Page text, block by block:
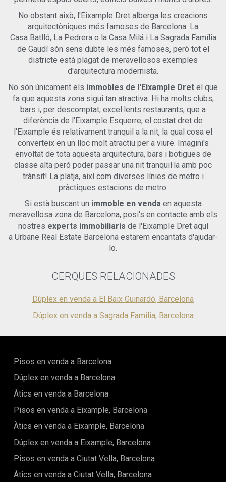
gaudir del deliciós clima de Barcelona. Continuant amb la
teva exploració, t'espera una altra còmoda habitació doble
amb bany en suite, acompanyada d'una encantadora
terrassa de 6m2, perfecta per a moments tranquils de
relaxació. Aquesta propietat excepcional ofereix una
oportunitat única de ser propietari d'un impressionant àtic
dúplex al codiciat barri de l'Eixample Dret de Barcelona. No
et perdis aquesta oportunitat extraordinària; reserva una
increïble residència de primera mà. Beneficis de Viure a
l'Eixample Dret, Barcelona: Vivre al prestigiós districte de
l'Eixample Dret ofereix una multitud d'avantatges i un estil
de vida veritablement desitjable. Aquesta àrea animada
exhibeix el millor de Barcelona, combinant l'encant històric
amb les comoditats modernes. Disfruta de la conveniència
d'estar a pocs passos de l'icònic Passeig de Gràcia,
No obstant això, l'Eixample Dret alberga les creacions
arquitectòniques més famoses de Barcelona. La
Casa Batlló, La Pedrera o la Casa Milá i La Sagrada Família
de Gaudí són sens dubte les més famoses, però tot el
districte està plagat de meravellosos exemples
d'arquitectura modernista.
No són únicament els immobles de l'Eixample Dret el que
fa que aquesta zona sigui tan atractiva. Hi ha molts clubs,
bars i, per descomptat, excel·lents restaurants, que a
diferència de l'Eixample Esquerre, el costat dret de
l'Eixample és relativament tranquil a la nit, la qual cosa el
converteix en un lloc molt atractiu per a viure. Imagini's
envoltat de tota aquesta arquitectura, bars i botigues de
classe alta però poder passar una nit tranquil·la amb poc
trànsit! La platja, així com diverses línies de metro i
pràctiques estacions de metro.
Si està buscant un immoble en vendaen aquesta
meravellosa zona de Barcelona, posi's en contacte amb els
nostres experts immobiliaris de l'Eixample Dret aquí
a Urbane Real Estate Barcelona estarem encantats d'ajudar-
lo.
CERQUES RELACIONADES
Dúplex en venda a El Baix Guinardó, Barcelona
Dúplex en venda a Sagrada Familia, Barcelona
Pisos en venda a Barcelona
Dúplex en venda a Barcelona
Àtics en venda a Barcelona
Pisos en venda a Eixample, Barcelona
Àtics en venda a Eixample, Barcelona
Dúplex en venda a Eixample, Barcelona
Pisos en venda a Ciutat Vella, Barcelona
Àtics en venda a Ciutat Vella, Barcelona